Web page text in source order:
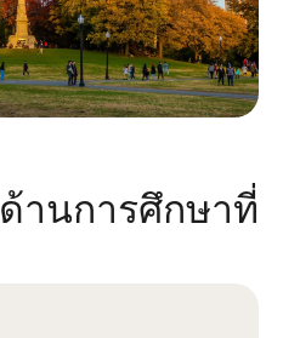
านการศึกษาที่